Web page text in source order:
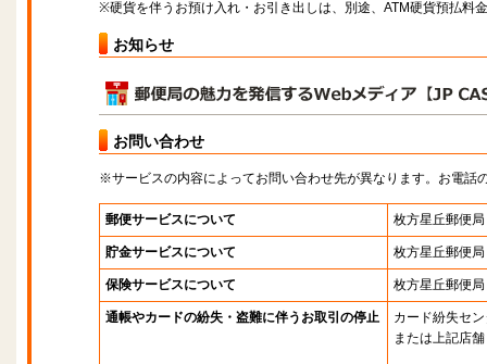
※硬貨を伴うお預け入れ・お引き出しは、別途、ATM硬貨預払料
お知らせ
お問い合わせ
※サービスの内容によってお問い合わせ先が異なります。お電話
郵便サービスについて 枚方星丘郵便局
貯金サービスについて 枚方星丘郵便局
保険サービスについて 枚方星丘郵便局
通帳やカードの紛失・盗難に伴うお取引の停止
カード紛失セ
または上記店舗